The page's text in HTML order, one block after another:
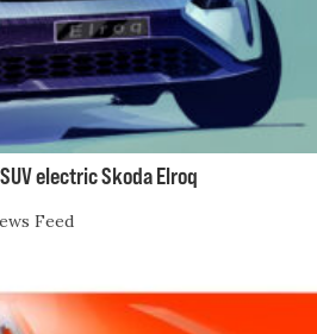
electric Skoda Elroq
Feed